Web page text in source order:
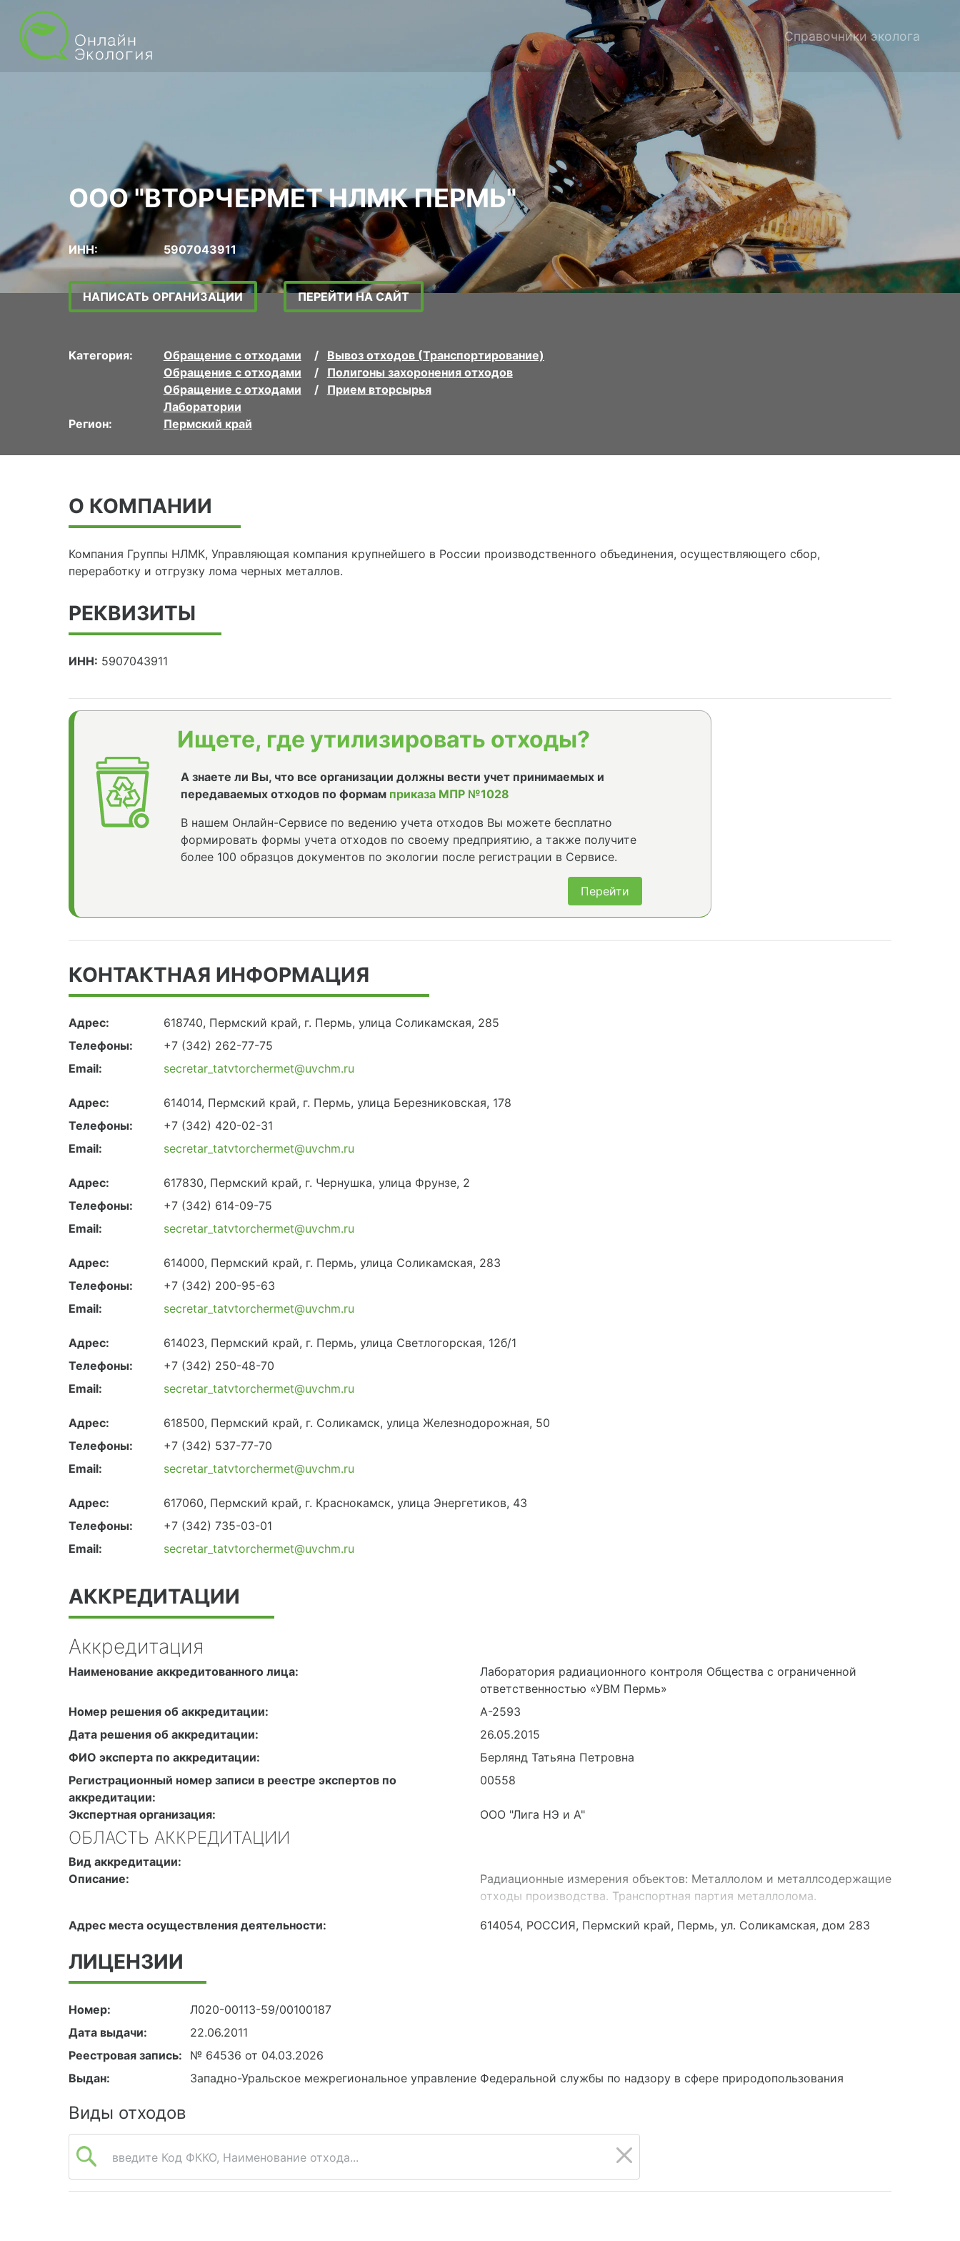
Справочники эколога
ООО "ВТОРЧЕРМЕТ НЛМК ПЕРМЬ"
ИНН: 5907043911
НАПИСАТЬ ОРГАНИЗАЦИИ ПЕРЕЙТИ НА САЙТ
Категория: Обращение с отходами
Вывоз отходов (Транспортирование)
Обращение с отходами
Полигоны захоронения отходов
Обращение с отходами
Прием вторсырья
Лаборатории
Регион:
Пермский край
О КОМПАНИИ
Компания Группы НЛМК, Управляющая компания крупнейшего в России производственного объединения, осуществляющего сбор,
переработку и отгрузку лома черных металлов.
РЕКВИЗИТЫ
ИНН: 5907043911
Ищете, где утилизировать отходы?
А знаете ли Вы, что все организации должны вести учет принимаемых и
передаваемых отходов по формам приказа МПР №1028
В нашем Онлайн-Сервисе по ведению учета отходов Вы можете бесплатно
формировать формы учета отходов по своему предприятию, а также получите
более 100 образцов документов по экологии после регистрации в Сервисе.
Перейти
КОНТАКТНАЯ ИНФОРМАЦИЯ
Адрес:
618740, Пермский край, г. Пермь, улица Соликамская, 285
Телефоны:
+7 (342) 262-77-75
Email:
secretar_tatvtorchermet@uvchm.ru
Адрес:
614014, Пермский край, г. Пермь, улица Березниковская, 178
Телефоны:
+7 (342) 420-02-31
Email:
secretar_tatvtorchermet@uvchm.ru
Адрес:
617830, Пермский край, г. Чернушка, улица Фрунзе, 2
Телефоны:
+7 (342) 614-09-75
Email:
secretar_tatvtorchermet@uvchm.ru
Адрес:
614000, Пермский край, г. Пермь, улица Соликамская, 283
Телефоны:
+7 (342) 200-95-63
Email:
secretar_tatvtorchermet@uvchm.ru
Адрес:
614023, Пермский край, г. Пермь, улица Светлогорская, 12б/1
Телефоны:
+7 (342) 250-48-70
Email:
secretar_tatvtorchermet@uvchm.ru
Адрес:
618500, Пермский край, г. Соликамск, улица Железнодорожная, 50
Телефоны:
+7 (342) 537-77-70
Email:
secretar_tatvtorchermet@uvchm.ru
Адрес:
617060, Пермский край, г. Краснокамск, улица Энергетиков, 43
Телефоны:
+7 (342) 735-03-01
Email:
secretar_tatvtorchermet@uvchm.ru
АККРЕДИТАЦИИ
Аккредитация
Наименование аккредитованного лица:
Лаборатория радиационного контроля Общества с ограниченной
ответственностью «УВМ Пермь»
Номер решения об аккредитации:
А-2593
Дата решения об аккредитации:
26.05.2015
ФИО эксперта по аккредитации:
Берлянд Татьяна Петровна
Регистрационный номер записи в реестре экспертов по
аккредитации:
00558
Экспертная организация: ООО "Лига НЭ и А"
ОБЛАСТЬ АККРЕДИТАЦИИ
Вид аккредитации:
Описание:
Радиационные измерения объектов: Металлолом и металлсодержащие
отходы производства. Транспортная партия металлолома.
Адрес места осуществления деятельности: 614054, РОССИЯ, Пермский край, Пермь, ул. Соликамская, дом 283
ЛИЦЕНЗИИ
Номер:
Л020-00113-59/00100187
Дата выдачи:
22.06.2011
Реестровая запись:
№ 64536 от 04.03.2026
Выдан:
Западно-Уральское межрегиональное управление Федеральной службы по надзору в сфере природопользования
Виды отходов
введите Код ФККО, Наименование отхода...